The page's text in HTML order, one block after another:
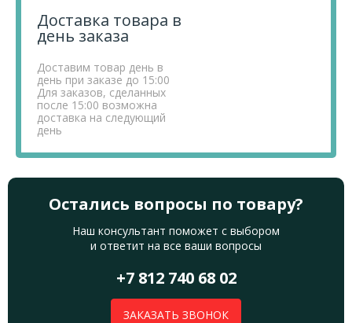
Доставка товара в
день заказа
Доставим товар день в
день при заказе до 15:00
Для заказов, сделанных
после 15:00 возможна
доставка на следующий
день
Остались вопросы по товару?
Наш консультант поможет с выбором
и ответит на все ваши вопросы
+7 812 740 68 02
ЗАКАЗАТЬ ЗВОНОК